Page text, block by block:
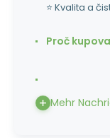
⭐ Kvalita a
Proč
Mehr